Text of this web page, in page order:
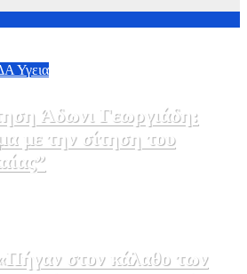
Υγεια
Άδωνι Γεωργιάδη:
με την σίτηση του
στον κάλαθο των